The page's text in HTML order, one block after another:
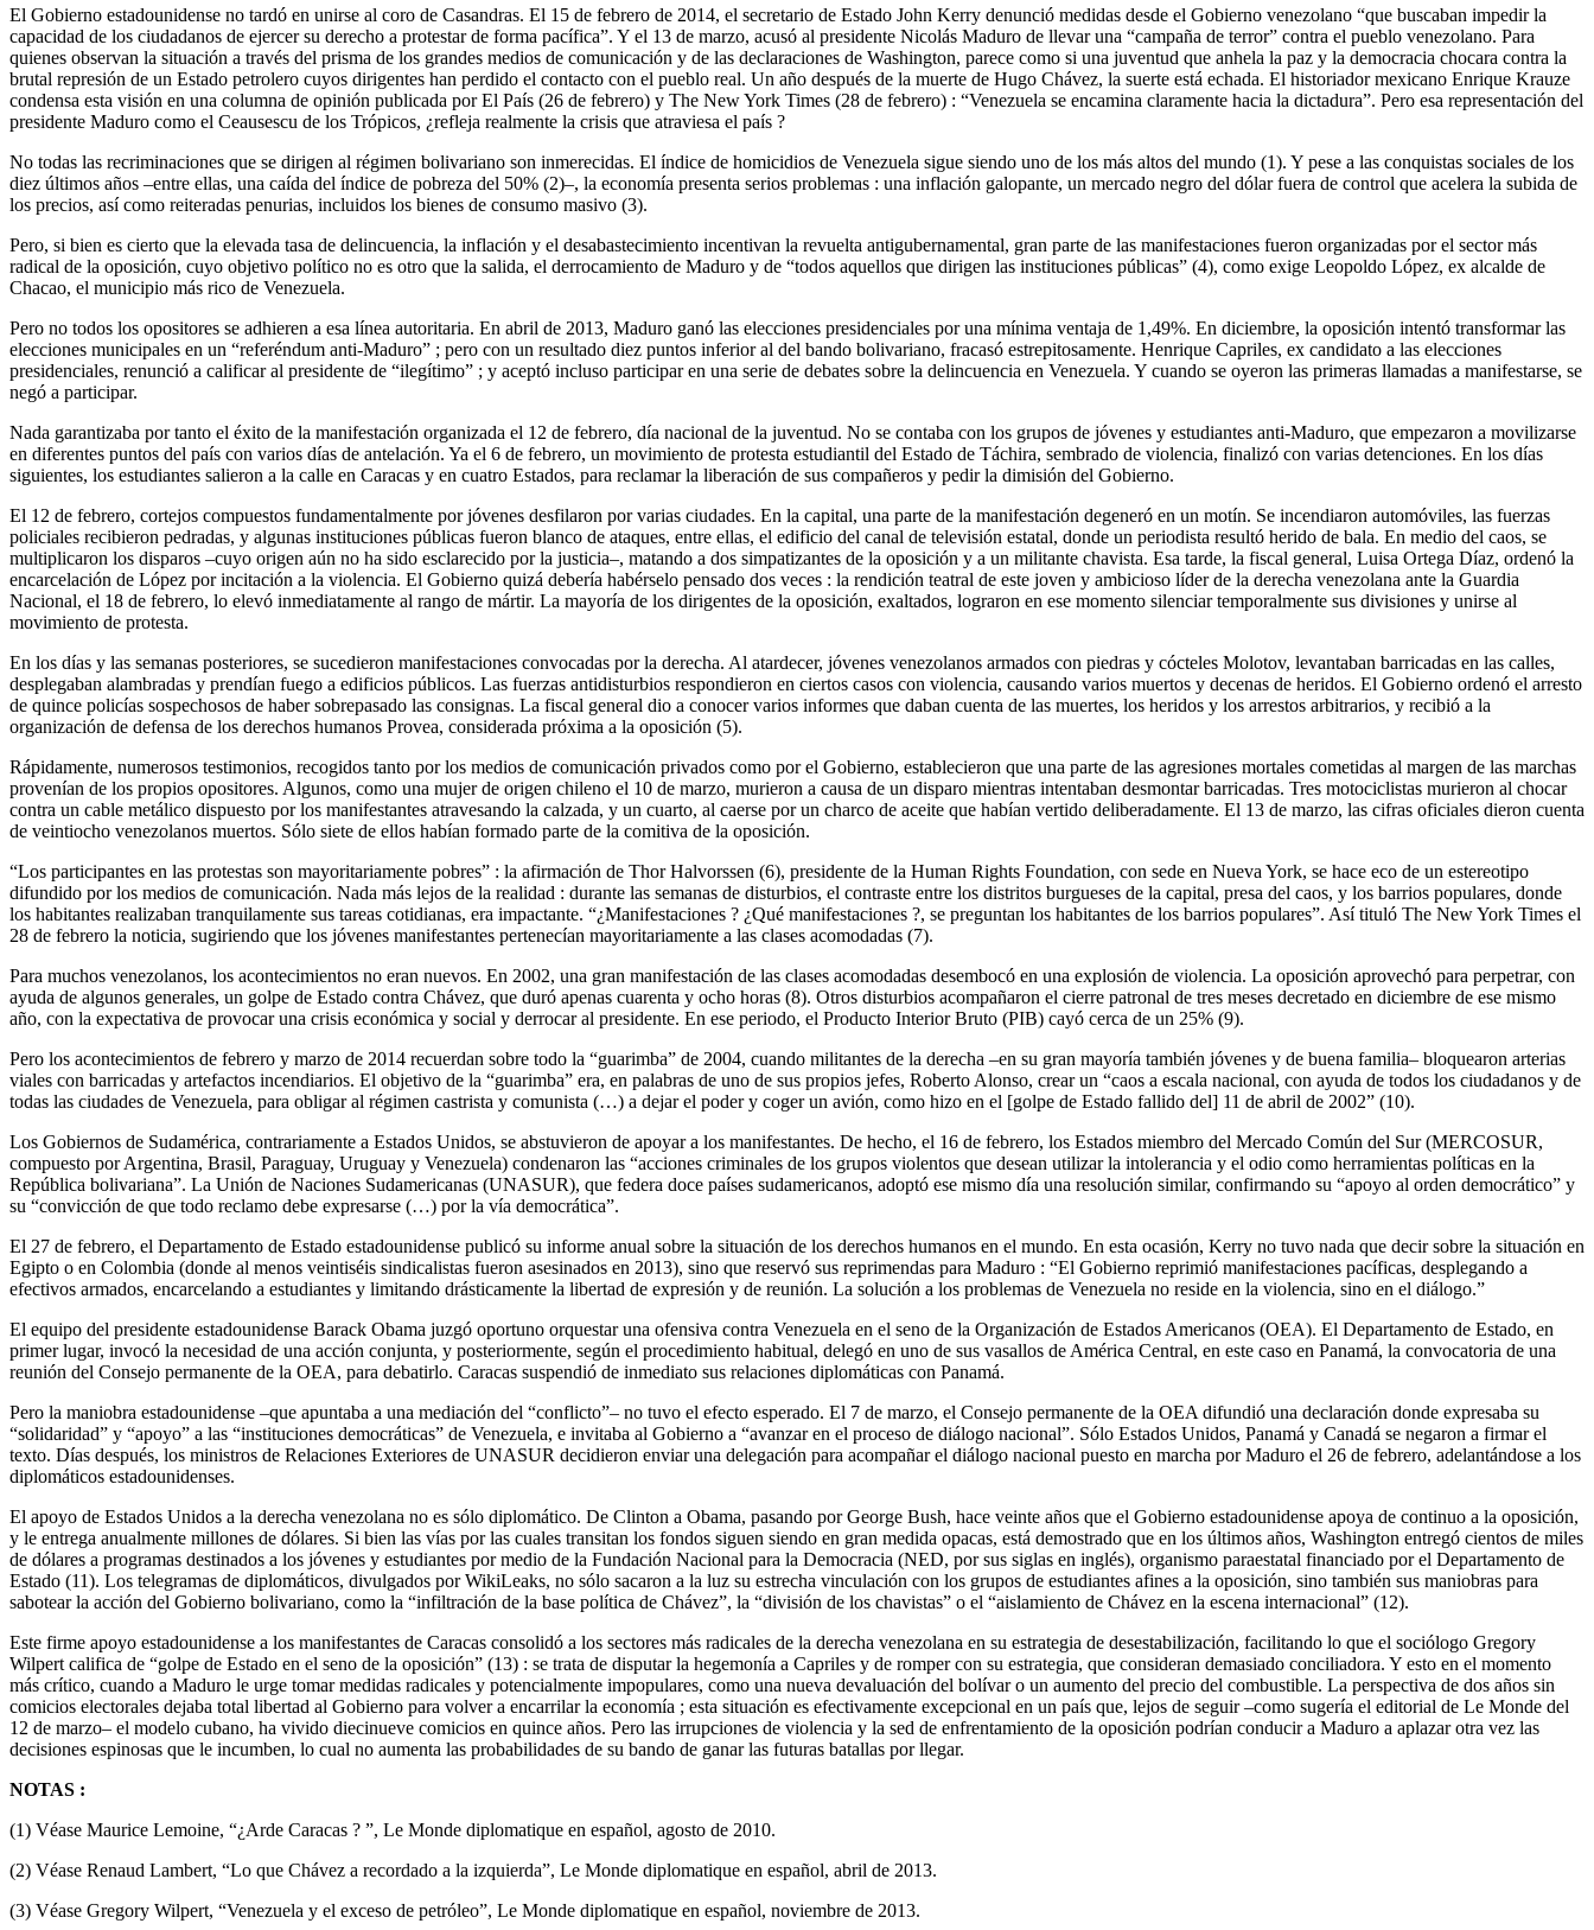
El Gobierno estadounidense no tardó en unirse al coro de Casandras. El 15 de febrero de 2014, el secretario de Estado John Kerry denunció medidas desde el Gobierno venezolano “que buscaban impedir la
capacidad de los ciudadanos de ejercer su derecho a protestar de forma pacífica”. Y el 13 de marzo, acusó al presidente Nicolás Maduro de llevar una “campaña de terror” contra el pueblo venezolano. Para
quienes observan la situación a través del prisma de los grandes medios de comunicación y de las declaraciones de Washington, parece como si una juventud que anhela la paz y la democracia chocara contra la
brutal represión de un Estado petrolero cuyos dirigentes han perdido el contacto con el pueblo real. Un año después de la muerte de Hugo Chávez, la suerte está echada. El historiador mexicano Enrique Krauze
condensa esta visión en una columna de opinión publicada por El País (26 de febrero) y The New York Times (28 de febrero) : “Venezuela se encamina claramente hacia la dictadura”. Pero esa representación del
presidente Maduro como el Ceausescu de los Trópicos, ¿refleja realmente la crisis que atraviesa el país ?
No todas las recriminaciones que se dirigen al régimen bolivariano son inmerecidas. El índice de homicidios de Venezuela sigue siendo uno de los más altos del mundo (1). Y pese a las conquistas sociales de los
diez últimos años –entre ellas, una caída del índice de pobreza del 50% (2)–, la economía presenta serios problemas : una inflación galopante, un mercado negro del dólar fuera de control que acelera la subida de
los precios, así como reiteradas penurias, incluidos los bienes de consumo masivo (3).
Pero, si bien es cierto que la elevada tasa de delincuencia, la inflación y el desabastecimiento incentivan la revuelta antigubernamental, gran parte de las manifestaciones fueron organizadas por el sector más
radical de la oposición, cuyo objetivo político no es otro que la salida, el derrocamiento de Maduro y de “todos aquellos que dirigen las instituciones públicas” (4), como exige Leopoldo López, ex alcalde de
Chacao, el municipio más rico de Venezuela.
Pero no todos los opositores se adhieren a esa línea autoritaria. En abril de 2013, Maduro ganó las elecciones presidenciales por una mínima ventaja de 1,49%. En diciembre, la oposición intentó transformar las
elecciones municipales en un “referéndum anti-Maduro” ; pero con un resultado diez puntos inferior al del bando bolivariano, fracasó estrepitosamente. Henrique Capriles, ex candidato a las elecciones
presidenciales, renunció a calificar al presidente de “ilegítimo” ; y aceptó incluso participar en una serie de debates sobre la delincuencia en Venezuela. Y cuando se oyeron las primeras llamadas a manifestarse, se
negó a participar.
Nada garantizaba por tanto el éxito de la manifestación organizada el 12 de febrero, día nacional de la juventud. No se contaba con los grupos de jóvenes y estudiantes anti-Maduro, que empezaron a movilizarse
en diferentes puntos del país con varios días de antelación. Ya el 6 de febrero, un movimiento de protesta estudiantil del Estado de Táchira, sembrado de violencia, finalizó con varias detenciones. En los días
siguientes, los estudiantes salieron a la calle en Caracas y en cuatro Estados, para reclamar la liberación de sus compañeros y pedir la dimisión del Gobierno.
El 12 de febrero, cortejos compuestos fundamentalmente por jóvenes desfilaron por varias ciudades. En la capital, una parte de la manifestación degeneró en un motín. Se incendiaron automóviles, las fuerzas
policiales recibieron pedradas, y algunas instituciones públicas fueron blanco de ataques, entre ellas, el edificio del canal de televisión estatal, donde un periodista resultó herido de bala. En medio del caos, se
multiplicaron los disparos –cuyo origen aún no ha sido esclarecido por la justicia–, matando a dos simpatizantes de la oposición y a un militante chavista. Esa tarde, la fiscal general, Luisa Ortega Díaz, ordenó la
encarcelación de López por incitación a la violencia. El Gobierno quizá debería habérselo pensado dos veces : la rendición teatral de este joven y ambicioso líder de la derecha venezolana ante la Guardia
Nacional, el 18 de febrero, lo elevó inmediatamente al rango de mártir. La mayoría de los dirigentes de la oposición, exaltados, lograron en ese momento silenciar temporalmente sus divisiones y unirse al
movimiento de protesta.
En los días y las semanas posteriores, se sucedieron manifestaciones convocadas por la derecha. Al atardecer, jóvenes venezolanos armados con piedras y cócteles Molotov, levantaban barricadas en las calles,
desplegaban alambradas y prendían fuego a edificios públicos. Las fuerzas antidisturbios respondieron en ciertos casos con violencia, causando varios muertos y decenas de heridos. El Gobierno ordenó el arresto
de quince policías sospechosos de haber sobrepasado las consignas. La fiscal general dio a conocer varios informes que daban cuenta de las muertes, los heridos y los arrestos arbitrarios, y recibió a la
organización de defensa de los derechos humanos Provea, considerada próxima a la oposición (5).
Rápidamente, numerosos testimonios, recogidos tanto por los medios de comunicación privados como por el Gobierno, establecieron que una parte de las agresiones mortales cometidas al margen de las marchas
provenían de los propios opositores. Algunos, como una mujer de origen chileno el 10 de marzo, murieron a causa de un disparo mientras intentaban desmontar barricadas. Tres motociclistas murieron al chocar
contra un cable metálico dispuesto por los manifestantes atravesando la calzada, y un cuarto, al caerse por un charco de aceite que habían vertido deliberadamente. El 13 de marzo, las cifras oficiales dieron cuenta
de veintiocho venezolanos muertos. Sólo siete de ellos habían formado parte de la comitiva de la oposición.
“Los participantes en las protestas son mayoritariamente pobres” : la afirmación de Thor Halvorssen (6), presidente de la Human Rights Foundation, con sede en Nueva York, se hace eco de un estereotipo
difundido por los medios de comunicación. Nada más lejos de la realidad : durante las semanas de disturbios, el contraste entre los distritos burgueses de la capital, presa del caos, y los barrios populares, donde
los habitantes realizaban tranquilamente sus tareas cotidianas, era impactante. “¿Manifestaciones ? ¿Qué manifestaciones ?, se preguntan los habitantes de los barrios populares”. Así tituló The New York Times el
28 de febrero la noticia, sugiriendo que los jóvenes manifestantes pertenecían mayoritariamente a las clases acomodadas (7).
Para muchos venezolanos, los acontecimientos no eran nuevos. En 2002, una gran manifestación de las clases acomodadas desembocó en una explosión de violencia. La oposición aprovechó para perpetrar, con
ayuda de algunos generales, un golpe de Estado contra Chávez, que duró apenas cuarenta y ocho horas (8). Otros disturbios acompañaron el cierre patronal de tres meses decretado en diciembre de ese mismo
año, con la expectativa de provocar una crisis económica y social y derrocar al presidente. En ese periodo, el Producto Interior Bruto (PIB) cayó cerca de un 25% (9).
Pero los acontecimientos de febrero y marzo de 2014 recuerdan sobre todo la “guarimba” de 2004, cuando militantes de la derecha –en su gran mayoría también jóvenes y de buena familia– bloquearon arterias
viales con barricadas y artefactos incendiarios. El objetivo de la “guarimba” era, en palabras de uno de sus propios jefes, Roberto Alonso, crear un “caos a escala nacional, con ayuda de todos los ciudadanos y de
todas las ciudades de Venezuela, para obligar al régimen castrista y comunista (…) a dejar el poder y coger un avión, como hizo en el [golpe de Estado fallido del] 11 de abril de 2002” (10).
Los Gobiernos de Sudamérica, contrariamente a Estados Unidos, se abstuvieron de apoyar a los manifestantes. De hecho, el 16 de febrero, los Estados miembro del Mercado Común del Sur (MERCOSUR,
compuesto por Argentina, Brasil, Paraguay, Uruguay y Venezuela) condenaron las “acciones criminales de los grupos violentos que desean utilizar la intolerancia y el odio como herramientas políticas en la
República bolivariana”. La Unión de Naciones Sudamericanas (UNASUR), que federa doce países sudamericanos, adoptó ese mismo día una resolución similar, confirmando su “apoyo al orden democrático” y
su “convicción de que todo reclamo debe expresarse (…) por la vía democrática”.
El 27 de febrero, el Departamento de Estado estadounidense publicó su informe anual sobre la situación de los derechos humanos en el mundo. En esta ocasión, Kerry no tuvo nada que decir sobre la situación en
Egipto o en Colombia (donde al menos veintiséis sindicalistas fueron asesinados en 2013), sino que reservó sus reprimendas para Maduro : “El Gobierno reprimió manifestaciones pacíficas, desplegando a
efectivos armados, encarcelando a estudiantes y limitando drásticamente la libertad de expresión y de reunión. La solución a los problemas de Venezuela no reside en la violencia, sino en el diálogo.”
El equipo del presidente estadounidense Barack Obama juzgó oportuno orquestar una ofensiva contra Venezuela en el seno de la Organización de Estados Americanos (OEA). El Departamento de Estado, en
primer lugar, invocó la necesidad de una acción conjunta, y posteriormente, según el procedimiento habitual, delegó en uno de sus vasallos de América Central, en este caso en Panamá, la convocatoria de una
reunión del Consejo permanente de la OEA, para debatirlo. Caracas suspendió de inmediato sus relaciones diplomáticas con Panamá.
Pero la maniobra estadounidense –que apuntaba a una mediación del “conflicto”– no tuvo el efecto esperado. El 7 de marzo, el Consejo permanente de la OEA difundió una declaración donde expresaba su
“solidaridad” y “apoyo” a las “instituciones democráticas” de Venezuela, e invitaba al Gobierno a “avanzar en el proceso de diálogo nacional”. Sólo Estados Unidos, Panamá y Canadá se negaron a firmar el
texto. Días después, los ministros de Relaciones Exteriores de UNASUR decidieron enviar una delegación para acompañar el diálogo nacional puesto en marcha por Maduro el 26 de febrero, adelantándose a los
diplomáticos estadounidenses.
El apoyo de Estados Unidos a la derecha venezolana no es sólo diplomático. De Clinton a Obama, pasando por George Bush, hace veinte años que el Gobierno estadounidense apoya de continuo a la oposición,
y le entrega anualmente millones de dólares. Si bien las vías por las cuales transitan los fondos siguen siendo en gran medida opacas, está demostrado que en los últimos años, Washington entregó cientos de miles
de dólares a programas destinados a los jóvenes y estudiantes por medio de la Fundación Nacional para la Democracia (NED, por sus siglas en inglés), organismo paraestatal financiado por el Departamento de
Estado (11). Los telegramas de diplomáticos, divulgados por WikiLeaks, no sólo sacaron a la luz su estrecha vinculación con los grupos de estudiantes afines a la oposición, sino también sus maniobras para
sabotear la acción del Gobierno bolivariano, como la “infiltración de la base política de Chávez”, la “división de los chavistas” o el “aislamiento de Chávez en la escena internacional” (12).
Este firme apoyo estadounidense a los manifestantes de Caracas consolidó a los sectores más radicales de la derecha venezolana en su estrategia de desestabilización, facilitando lo que el sociólogo Gregory
Wilpert califica de “golpe de Estado en el seno de la oposición” (13) : se trata de disputar la hegemonía a Capriles y de romper con su estrategia, que consideran demasiado conciliadora. Y esto en el momento
más crítico, cuando a Maduro le urge tomar medidas radicales y potencialmente impopulares, como una nueva devaluación del bolívar o un aumento del precio del combustible. La perspectiva de dos años sin
comicios electorales dejaba total libertad al Gobierno para volver a encarrilar la economía ; esta situación es efectivamente excepcional en un país que, lejos de seguir –como sugería el editorial de Le Monde del
12 de marzo– el modelo cubano, ha vivido diecinueve comicios en quince años. Pero las irrupciones de violencia y la sed de enfrentamiento de la oposición podrían conducir a Maduro a aplazar otra vez las
decisiones espinosas que le incumben, lo cual no aumenta las probabilidades de su bando de ganar las futuras batallas por llegar.
NOTAS :
(1) Véase Maurice Lemoine, “¿Arde Caracas ? ”, Le Monde diplomatique en español, agosto de 2010.
(2) Véase Renaud Lambert, “Lo que Chávez a recordado a la izquierda”, Le Monde diplomatique en español, abril de 2013.
(3) Véase Gregory Wilpert, “Venezuela y el exceso de petróleo”, Le Monde diplomatique en español, noviembre de 2013.